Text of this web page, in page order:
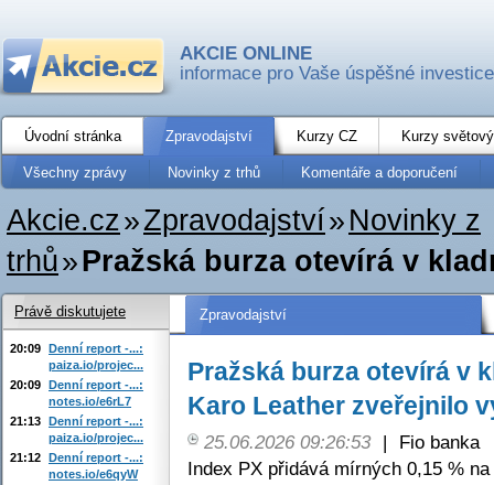
AKCIE ONLINE
informace pro Vaše úspěšné investice
Úvodní stránka Zpravodajství Kurzy CZ Kurzy
Všechny zprávy Novinky z trhů Komentáře a doporučení
Akcie.cz»Zpravodajství» Novinky z
trhů»Pražská burza otevírá v
Zpravodajství
Pražská burza otevírá v
Karo Leather zveřejnilo
25.06.2026 09:26:53 |
Fio banka
Index PX přidává mírných 0,15 %
Právě diskutujete
20:09 Denní report -...:
paiza.io/projec...
20:09 Denní report -...:
notes.io/e6rL7
21:13 Denní report -...:
paiza.io/projec...
21:12 Denní report -...:
notes.io/e6qyW